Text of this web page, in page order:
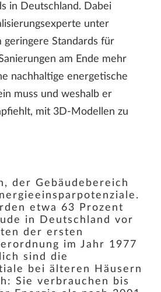
in Deutschland. Dabei
unter
geringere Standards für
am Ende mehr
nachhaltige energetische
muss und weshalb er
mit 3D-Modellen zu
der Gebäudebereich
etwa 63 Prozent
in Deutschland vor
der ersten
im Jahr 1977
sind die
bei älteren Häusern
Sie verbrauchen bis